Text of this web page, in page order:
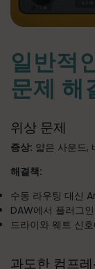
일반적
문제 해
위상 문제
증상: 얇은 사운드,
해결책:
수동 라우팅 대신
DAW에서 플러그
드라이와 웨트 신
과도한 컴프레